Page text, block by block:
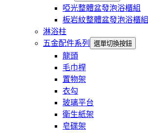
啞光整體盆發泡浴櫃組
板岩紋整體盆發泡浴櫃組
淋浴柱
五金配件系列
選單切換按鈕
龍頭
毛巾桿
置物架
衣勾
玻璃平台
衛生紙架
皂碟架